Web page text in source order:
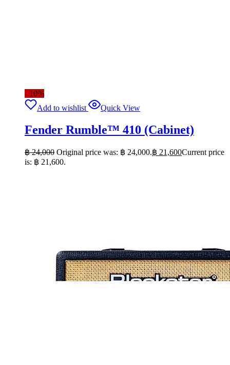
- 10%
Add to wishlist
Quick View
Fender Rumble™ 410 (Cabinet)
฿24,000 Original price was: ฿ 24,000.฿ 21,600Current price
is: ฿ 21,600.